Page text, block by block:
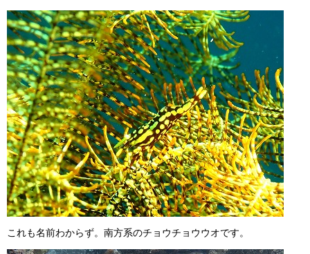
これも名前わからず。南方系のチョウチョウウオです。